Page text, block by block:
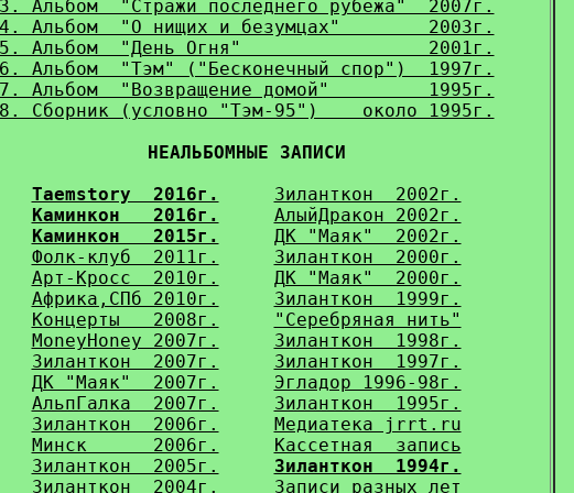
Альбом  "Стражи последнего рубежа"  2007г.
Альбом  "О нищих и безумцах"        2003г.
Альбом  "День Огня"                 2001г.
Альбом  "Тэм" ("Бесконечный спор")  1997г.
Альбом  "Возвращение домой"         1995г.
Сборник (условно "Тэм-95")    около 1995г.
НЕАЛЬБОМНЫЕ ЗАПИСИ
Taemstory  2016г.
Зиланткон  2002г.
Каминкон   2016г.
АлыйДракон 2002г.
Каминкон   2015г.
ДК "Маяк"  2002г.
Фолк-клуб  2011г.
Зиланткон  2000г.
Арт-Кросс  2010г.
ДК "Маяк"  2000г.
Африка,СПб 2010г.
Зиланткон  1999г.
Концерты   2008г.
"Серебряная нить"
MoneyHoney 2007г.
Зиланткон  1998г.
Зиланткон  2007г.
Зиланткон  1997г.
ДК "Маяк"  2007г.
Эгладор 1996-98г.
АльпГалка  2007г.
Зиланткон  1995г.
Зиланткон  2006г.
Медиатека jrrt.ru
Минск      2006г.
Кассетная  запись
Зиланткон  2005г.
Зиланткон  1994г.
Зиланткон  2004г.
Записи разных лет